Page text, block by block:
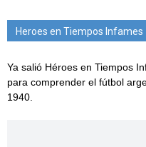
Heroes en Tiempos Infames
Ya salió Héroes en Tiempos
para comprender el fútbol
1940.